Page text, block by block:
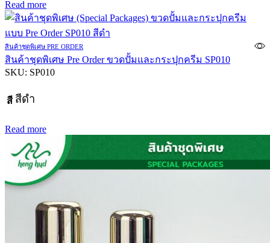
Read more
สินค้าชุดพิเศษ PRE ORDER
สินค้าชุดพิเศษ Pre Order ขวดปั้มและกระปุกครีม SP010
SKU: SP010
สี สีดำ
Read more